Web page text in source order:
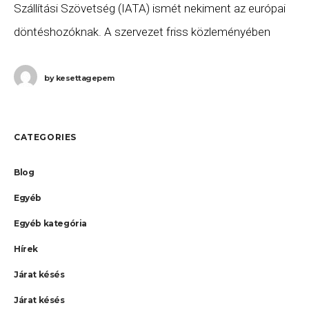
Szállítási Szövetség (IATA) ismét nekiment az európai
döntéshozóknak. A szervezet friss közleményében
reformjára vonatkozó terveit,
bykesettagepem
CATEGORIES
Blog
Egyéb
Egyéb kategória
Hírek
Járat késés
Járat késés